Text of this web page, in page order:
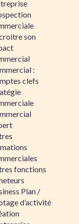
son
:
clefs
fonctions
Plan /
d’activité